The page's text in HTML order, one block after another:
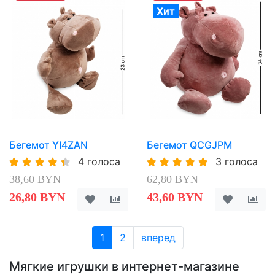
Бегемот YI4ZAN
4 голоса
38,60 BYN
26,80 BYN
Хит
Бегемот QCGJPM
3 голоса
62,80 BYN
43,60 BYN
1 2 вперед
Мягкие игрушки в интернет-магазине